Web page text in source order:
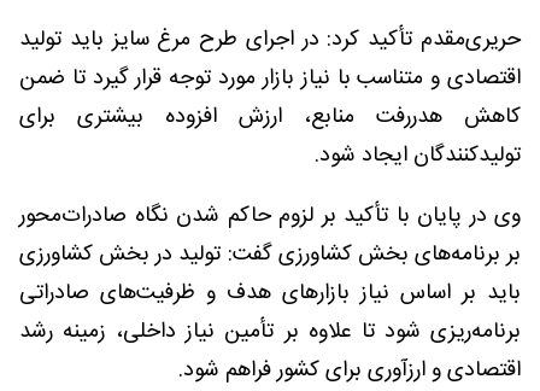
حریری‌مقدم تأکید کرد: در اجرای طرح مرغ سایز باید تولید
اقتصادی و متناسب با نیاز بازار مورد توجه قرار گیرد تا ضمن
کاهش هدررفت منابع، ارزش افزوده بیشتری برای
تولیدکنندگان ایجاد شود.
وی در پایان با تأکید بر لزوم حاکم شدن نگاه صادرات‌محور
بر برنامه‌های بخش کشاورزی گفت: تولید در بخش کشاورزی
باید بر اساس نیاز بازارهای هدف و ظرفیت‌های صادراتی
برنامه‌ریزی شود تا علاوه بر تأمین نیاز داخلی، زمینه رشد
اقتصادی و ارزآوری برای کشور فراهم شود.